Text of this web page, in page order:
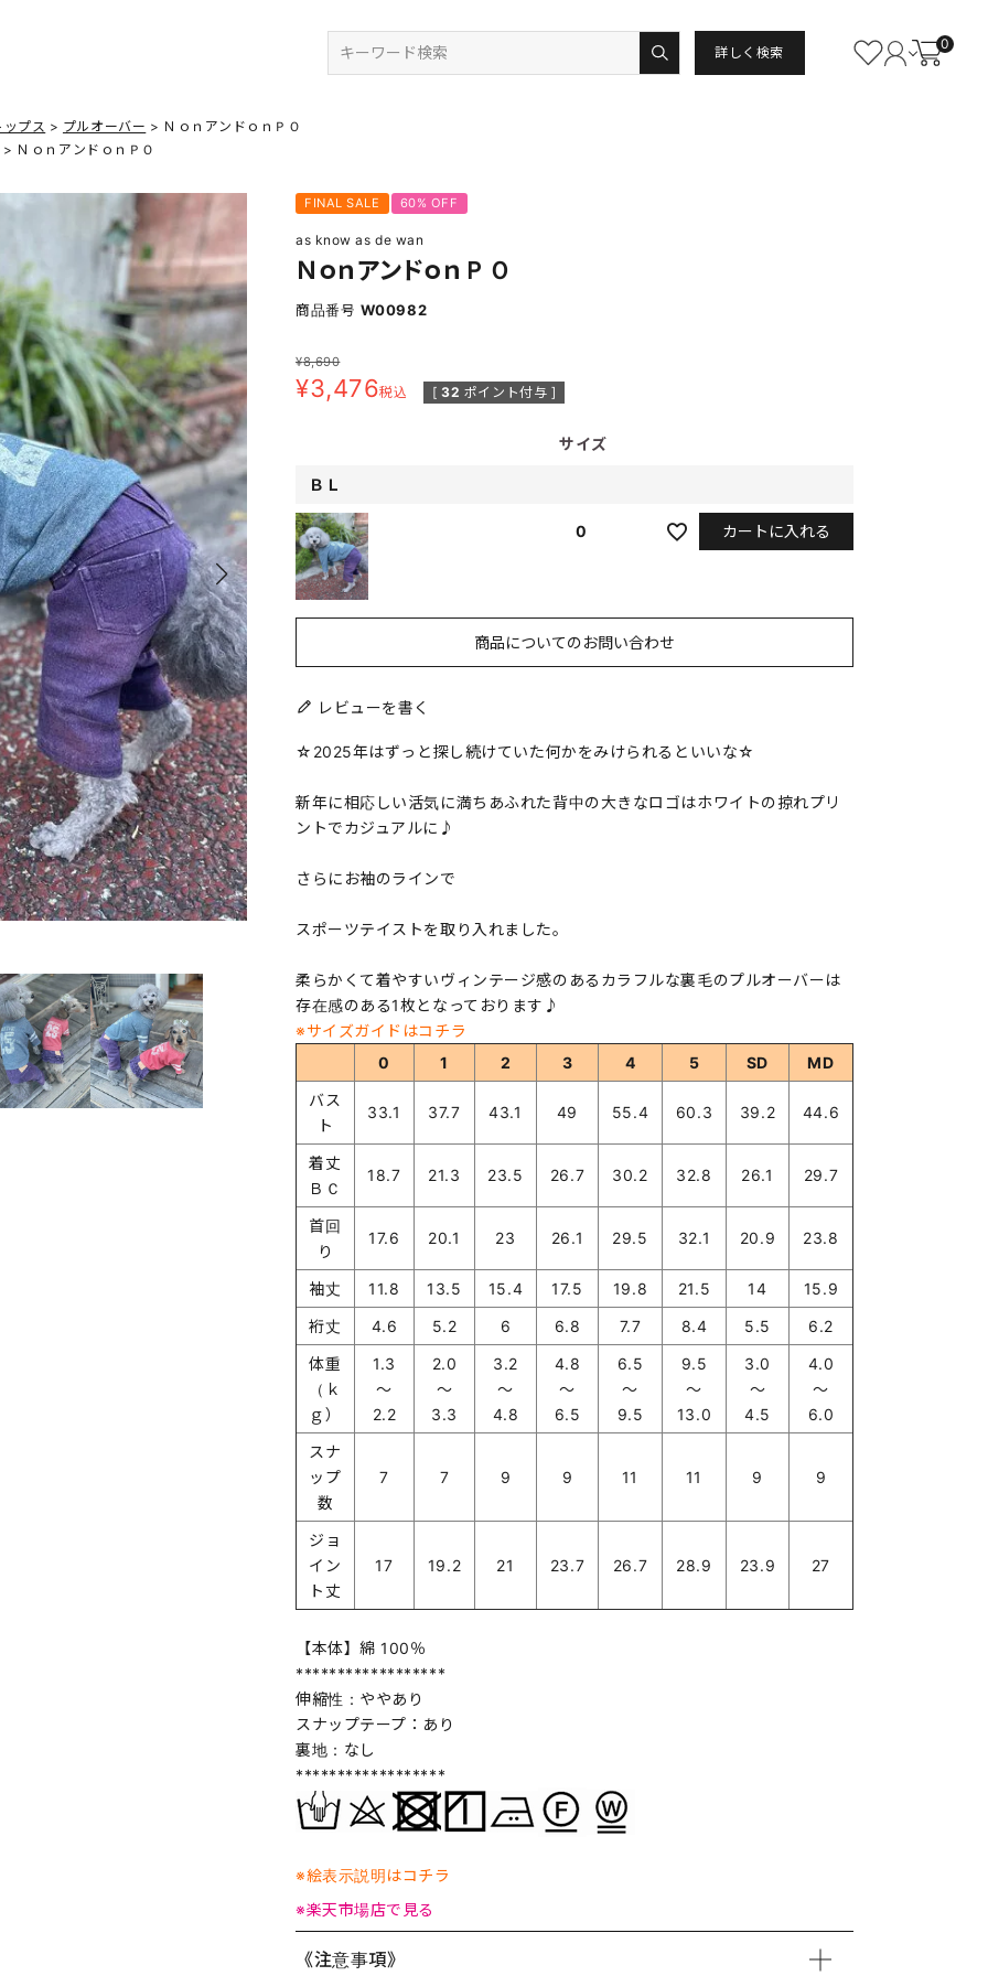
詳しく検索
0
ップス プルオーバー
ＮｏｎアンドｏｎＰＯ
ＮｏｎアンドｏｎＰＯ
FINAL SALE 60% OFF
as know as de wan
ＮｏｎアンドｏｎＰＯ
商品番号 W00982
¥8,690
¥3,476税込 [ 32 ポイント付与 ]
サイズ
ＢＬ
0 カートに入れる
商品についてのお問い合わせ
レビューを書く
☆2025年はずっと探し続けていた何かをみけられるといいな☆
新年に相応しい活気に満ちあふれた背中の大きなロゴはホワイトの掠れプリ
ントでカジュアルに♪
さらにお袖のラインで
スポーツテイストを取り入れました。
柔らかくて着やすいヴィンテージ感のあるカラフルな裏毛のプルオーバーは
存在感のある1枚となっております♪
※サイズガイドはコチラ
0
1 2 3 4 5 SD
MD
バス
ト
33.1 37.7 43.1 49 55.4 60.3 39.2 44.6
着丈
ＢＣ
18.7 21.3 23.5 26.7 30.2 32.8 26.1 29.7
首回
り
17.6 20.1 23 26.1 29.5 32.1 20.9 23.8
袖丈 11.8 13.5 15.4 17.5 19.8 21.5 14
15.9
裄丈
4.6 5.2 6 6.8 7.7 8.4 5.5
6.2
体重
（ｋ
ｇ）
1.3
～
2.2
2.0
～
3.3
3.2
～
4.8
4.8
～
6.5
6.5
～
9.5
9.5
～
13.0
3.0
～
4.5
4.0
～
6.0
スナ
ップ
数
7 7 9 9 11 11 9 9
ジョ
イン
ト丈
17 19.2 21 23.7 26.7 28.9 23.9 27
【本体】綿 100％
******************
伸縮性：ややあり
スナップテープ：あり
裏地：なし
******************
※絵表示説明はコチラ
※楽天市場店で見る
《注意事項》